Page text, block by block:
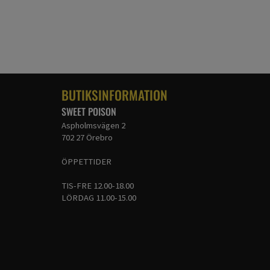
BUTIKSINFORMATION
SWEET POISON
Aspholmsvägen 2
702 27 Örebro
ÖPPETTIDER
TIS-FRE 12.00-18.00
LÖRDAG 11.00-15.00